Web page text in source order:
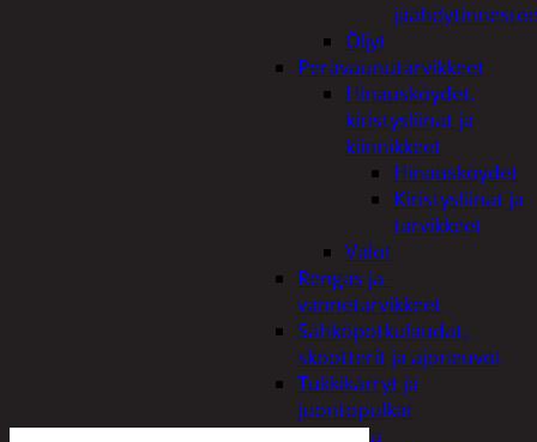
Öljyt
Perävaunutarvikkeet
Hinausköydet,
kiristysliinat ja
kiinnikkeet
Hinausköydet
Kiristysliinat ja
tarvikkeet
Valot
Rengas ja -
vannetarvikkeet
Sähköpotkulaudat,
skootterit ja ajoneuvot
Tukkikärryt ja
juontopulkat
Veneet ja